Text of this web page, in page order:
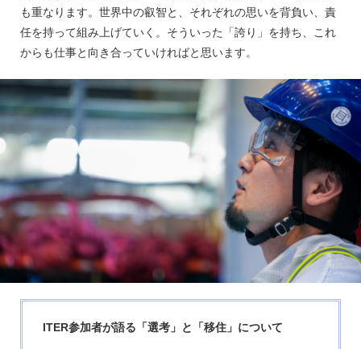
も重なります。世界中の叡智と、それぞれの思いを背負い、責
任を持って組み上げていく。そういった「誇り」を持ち、これ
からも仕事と向き合っていければと思います。
ITER参加者が語る「選考」と「移住」について